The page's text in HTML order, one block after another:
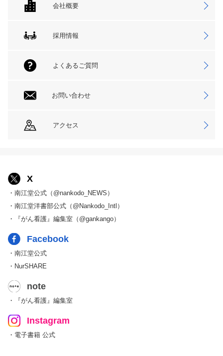
会社概要
採用情報
よくあるご質問
お問い合わせ
アクセス
X
・南江堂公式（@nankodo_NEWS）
・南江堂洋書部公式（@Nankodo_Intl）
・『がん看護』編集室（@gankango）
Facebook
・南江堂公式
・NurSHARE
note
・『がん看護』編集室
Instagram
・電子書籍 公式